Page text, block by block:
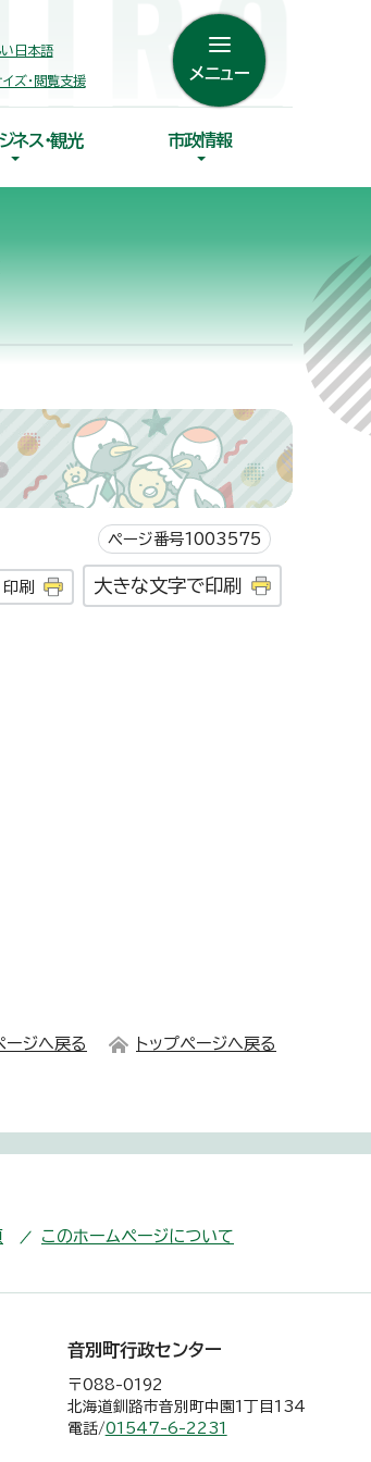
日本語
ズ・閲覧支援 メニュー
ネス・観光 市政情報
ページ番号1003575
印刷 大きな文字で印刷
ージへ戻る トップページへ戻る
このホームページについて
音別町行政センター
〒088-0192
北海道釧路市音別町中園1丁目134
電話/01547-6-2231